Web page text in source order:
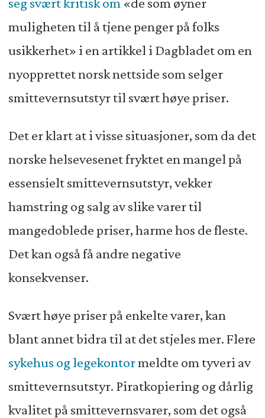
muligheten til å tjene penger på folks
usikkerhet» i en artikkel i Dagbladet om en
nyopprettet norsk nettside som selger
smittevernsutstyr til svært høye priser.
Det er klart at i visse situasjoner, som da det
norske helsevesenet fryktet en mangel på
essensielt smittevernsutstyr, vekker
hamstring og salg av slike varer til
mangedoblede priser, harme hos de fleste.
Det kan også få andre negative
konsekvenser.
Svært høye priser på enkelte varer, kan
blant annet bidra til at det stjeles mer. Flere
sykehus og legekontormeldte om tyveri av
smittevernsutstyr. Piratkopiering og dårlig
kvalitet på smittevernsvarer, som det også